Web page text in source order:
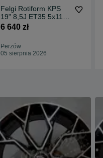
Felgi Rotiform KPS
19" 8,5J ET35 5x112
Matte Black Face w/
6 640 zł
Perzów
05 sierpnia 2026